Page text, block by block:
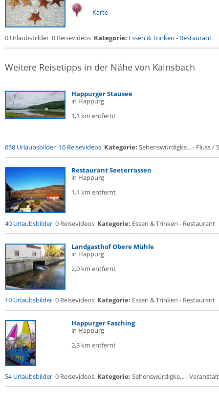
Karte
0 Urlaubsbilder 0 Reisevideos Kategorie: Essen & Trinken - Restaurant
Weitere Reisetipps in der Nähe von Kainsbach
Happurger Stausee
in Happurg
1,1 km entfernt
658 Urlaubsbilder 16 Reisevideos Kategorie: Sehenswürdigke... - Fluss /
Restaurant Seeterrassen
in Happurg
1,1 km entfernt
40 Urlaubsbilder 0 Reisevideos Kategorie: Essen & Trinken - Restaurant
Landgasthof Obere Mühle
in Happurg
2,0 km entfernt
10 Urlaubsbilder 0 Reisevideos Kategorie: Essen & Trinken - Restaurant
Happurger Fasching
in Happurg
2,3 km entfernt
54 Urlaubsbilder 0 Reisevideos Kategorie: Sehenswürdigke... -